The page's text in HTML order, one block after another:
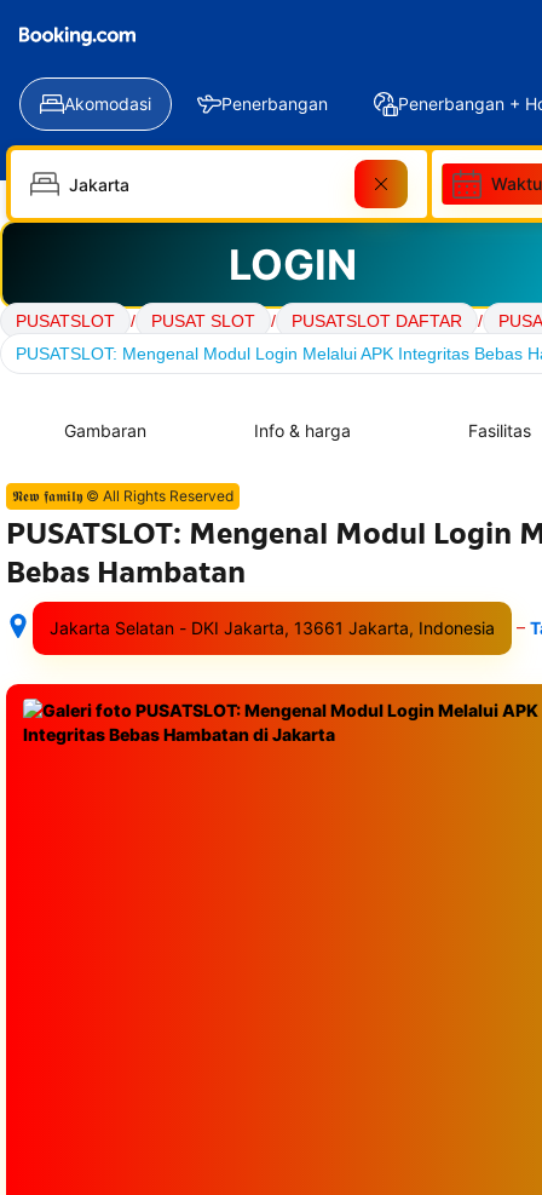
Akomodasi Penerbangan Penerbangan +
LOGIN
PUSATSLOT / PUSAT SLOT / PUSATSLOT DAFTAR /
PUSATSLOT: Mengenal Modul Login Melalui APK Integritas Bebas
Gambaran Info & harga Fasilitas
𝕹𝖊𝖜 𝖋𝖆𝖒𝖎𝖑𝖞 © All Rights Reserved
PUSATSLOT: Mengenal Modul Login
Bebas Hambatan
Jakarta Selatan - DKI Jakarta, 13661 Jakarta, Indonesia
Setelah
semua
rincian
akomodasi
–